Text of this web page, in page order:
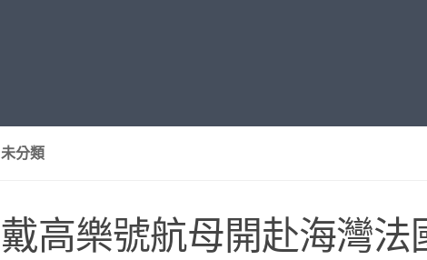
未分類
戴高樂號航母開赴海灣法